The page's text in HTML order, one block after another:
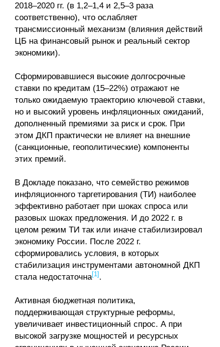
2018–2020 гг. (в 1,2–1,4 и 2,5–3 раза
соответствен­но), что ослабляет
трансмиссионный механизм (влияния действий
ЦБ на финансовый рынок и реальный сектор
экономики).
Сформировавшиеся высокие долгосрочные
ставки по кредитам (15–22%) отражают не
только ожидаемую траекторию ключевой ставки,
но и высокий уровень инфляционных ожиданий,
дополненный премиями за риск и срок. При
этом ДКП практически не влияет на внешние
(санкционные, геополитические) компоненты
этих премий.
В Докладе показано, что семейство режимов
инфляционного таргетирования (ТИ) наиболее
эффективно работает при шоках спроса или
разовых шоках предложения. И до 2022 г. в
целом режим ТИ так или иначе стабилизировал
экономику России. После 2022 г.
сформировались условия, в которых
стабилизация инструментами автономной ДКП
стала недостаточна[1] .
Активная бюджетная политика,
поддерживающая структурные реформы,
увеличивает инвестиционный спрос. А при
высокой загрузке мощностей и ресурсных